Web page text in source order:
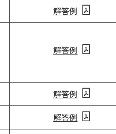
解答例
解答例
解答例
解答例